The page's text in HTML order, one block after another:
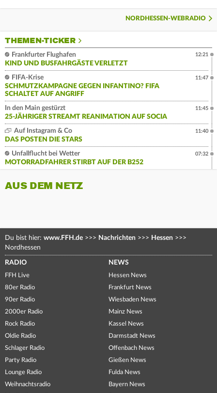
NORDHESSEN-WEBRADIO
THEMEN-TICKER
Frankfurter Flughafen
KIND UND BUSFAHRGÄSTE VERLETZT
12:21
FIFA-Krise
SCHMUTZKAMPAGNE GEGEN INFANTINO? FIFA
SCHALTET AUF ANGRIFF
11:47
In den Main gestürzt
25-JÄHRIGER STREAMT REANIMATION AUF SOCIA
11:45
Auf Instagram & Co
DAS POSTEN DIE STARS
11:40
Unfallflucht bei Wetter
MOTORRADFAHRER STIRBT AUF DER B252
07:32
AUS DEM NETZ
Du bist hier: www.FFH.de >>> Nachrichten >>> Hessen >>>
Nordhessen
RADIO
FFH Live
80er Radio
90er Radio
2000er Radio
Rock Radio
Oldie Radio
Schlager Radio
Party Radio
Lounge Radio
Weihnachtsradio
NEWS
Hessen News
Frankfurt News
Wiesbaden News
Mainz News
Kassel News
Darmstadt News
Offenbach News
Gießen News
Fulda News
Bayern News